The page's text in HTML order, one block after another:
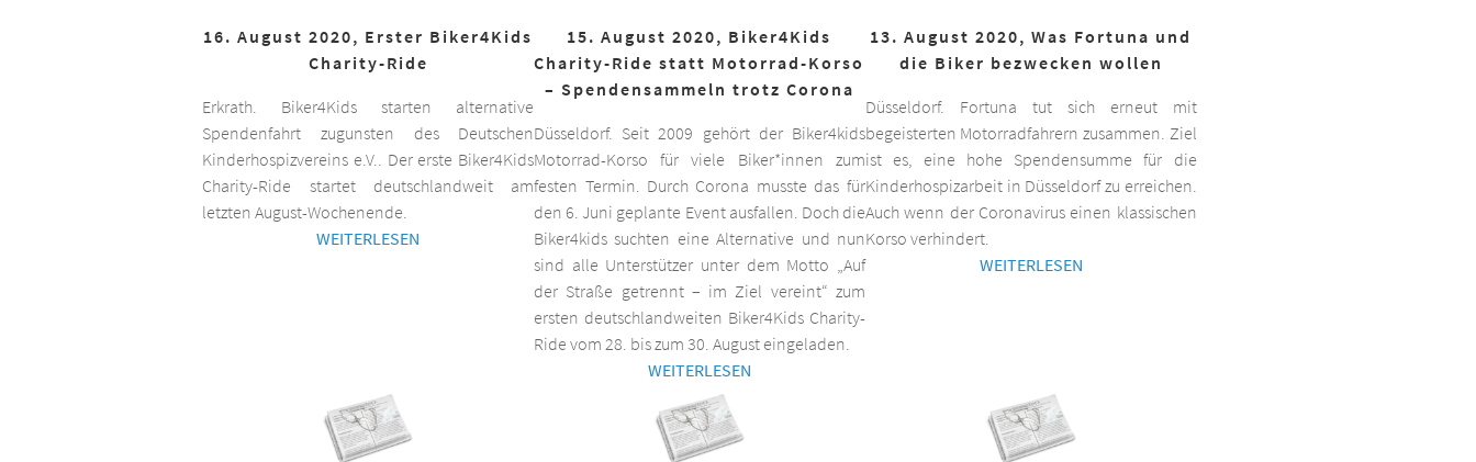
16. August 2020, Erster Biker4Kids
Charity-Ride
Erkrath. Biker4Kids starten alternative
Spendenfahrt zugunsten des Deutschen
Kinderhospizvereins e.V.. Der erste Biker4Kids
Charity-Ride startet deutschlandweit am
letzten August-Wochenende.
WEITERLESEN
15. August 2020, Biker4Kids
Charity-Ride statt Motorrad-Korso
– Spendensammeln trotz Corona
Düsseldorf. Seit 2009 gehört der Biker4kids
Motorrad-Korso für viele Biker*innen zum
festen Termin. Durch Corona musste das für
den 6. Juni geplante Event ausfallen. Doch die
Biker4kids suchten eine Alternative und nun
sind alle Unterstützer unter dem Motto „Auf
der Straße getrennt – im Ziel vereint“ zum
ersten deutschlandweiten Biker4Kids Charity-
Ride vom 28. bis zum 30. August eingeladen.
WEITERLESEN
13. August 2020, Was Fortuna und
die Biker bezwecken wollen
Düsseldorf. Fortuna tut sich erneut mit
begeisterten Motorradfahrern zusammen. Ziel
ist es, eine hohe Spendensumme für die
Kinderhospizarbeit in Düsseldorf zu erreichen.
Auch wenn der Coronavirus einen klassischen
Korso verhindert.
WEITERLESEN